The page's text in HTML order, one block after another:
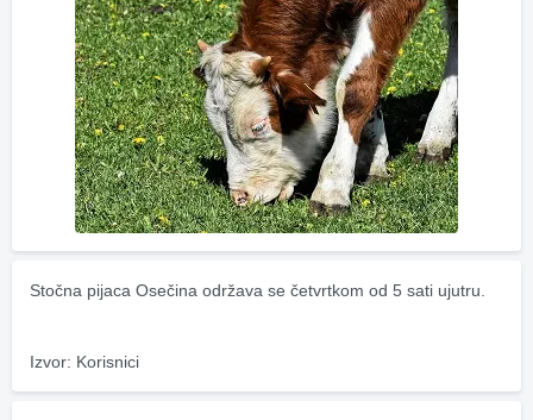
Stočna pijaca Osečina održava se četvrtkom od 5 sati ujutru.
Izvor: Korisnici